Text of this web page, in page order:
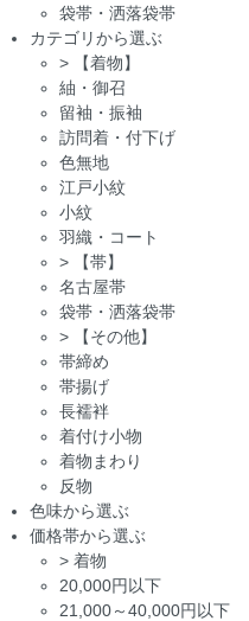
袋帯・洒落袋帯
カテゴリから選ぶ
>
【着物】
紬・御召
留袖・振袖
訪問着・付下げ
色無地
江戸小紋
小紋
羽織・コート
>
【帯】
名古屋帯
袋帯・洒落袋帯
>
【その他】
帯締め
帯揚げ
長襦袢
着付け小物
着物まわり
反物
色味から選ぶ
価格帯から選ぶ
> 着物
20,000円以下
21,000～40,000円以下